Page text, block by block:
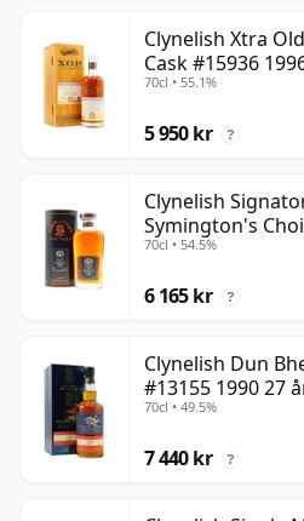
Clynelish Xtra
Cask #15936
70cl • 55.1%
5 950 kr ?
Clynelish
Symington's
gammal
70cl • 54.5%
6 165 kr ?
Clynelish Dun
#13155 1990 27
70cl • 49.5%
7 440 kr ?